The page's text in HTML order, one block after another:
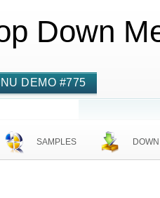
Down
DEMO #775
SAMPLES